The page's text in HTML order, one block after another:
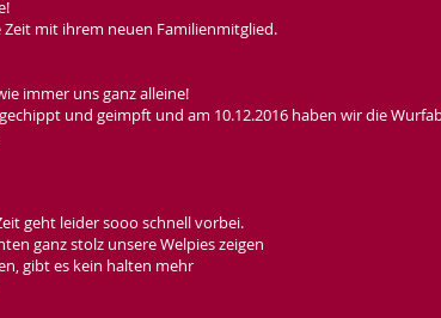
mit ihrem neuen Familienmitglied.
immer uns ganz alleine!
und geimpft und am 10.12.2016 haben wir die
geht leider sooo schnell vorbei.
ganz stolz unsere Welpies zeigen
gibt es kein halten mehr